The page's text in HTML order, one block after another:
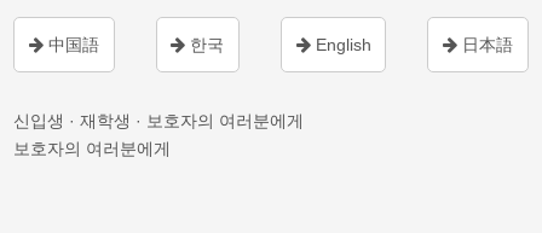
中国語 한국 English 日本語
신입생 · 재학생 · 보호자의 여러분에게
보호자의 여러분에게